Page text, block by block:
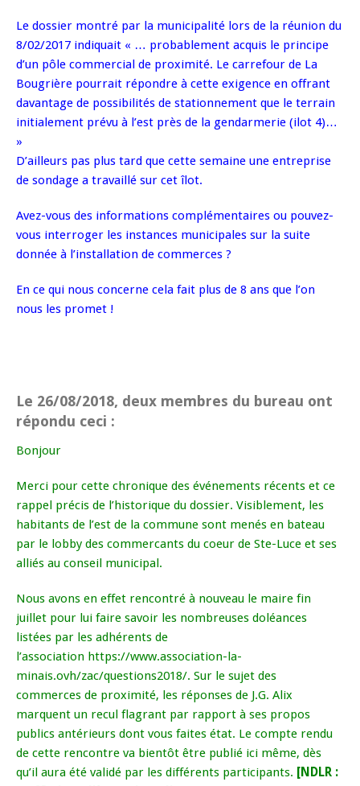
Le dossier montré par la municipalité lors de la réunion du
8/02/2017 indiquait « … probablement acquis le principe
d’un pôle commercial de proximité. Le carrefour de La
Bougrière pourrait répondre à cette exigence en offrant
davantage de possibilités de stationnement que le terrain
initialement prévu à l’est près de la gendarmerie (ilot 4)…
»
D’ailleurs pas plus tard que cette semaine une entreprise
de sondage a travaillé sur cet îlot.
Avez-vous des informations complémentaires ou pouvez-
vous interroger les instances municipales sur la suite
donnée à l’installation de commerces ?
En ce qui nous concerne cela fait plus de 8 ans que l’on
nous les promet !
Le 26/08/2018, deux membres du bureau ont
répondu ceci :
Bonjour
Merci pour cette chronique des événements récents et ce
rappel précis de l’historique du dossier. Visiblement, les
habitants de l’est de la commune sont menés en bateau
par le lobby des commercants du coeur de Ste-Luce et ses
alliés au conseil municipal.
Nous avons en effet rencontré à nouveau le maire fin
juillet pour lui faire savoir les nombreuses doléances
listées par les adhérents de
l’association https://www.association-la-
minais.ovh/zac/questions2018/. Sur le sujet des
commerces de proximité, les réponses de J.G. Alix
marquent un recul flagrant par rapport à ses propos
publics antérieurs dont vous faites état. Le compte rendu
de cette rencontre va bientôt être publié ici même, dès
qu’il aura été validé par les différents participants. [NDLR :